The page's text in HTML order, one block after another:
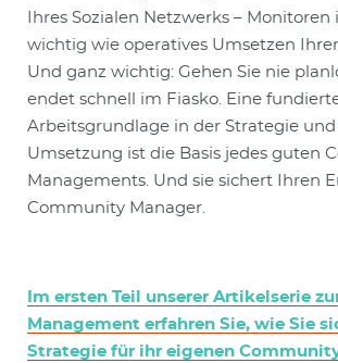
Ihres Sozialen Netzwerks – Monitoren
wichtig wie operatives Umsetzen
Und ganz wichtig: Gehen Sie nie
endet schnell im Fiasko. Eine
Arbeitsgrundlage in der Strategie
Umsetzung ist die Basis jedes guten
Managements. Und sie sichert Ihren
Community Manager.
Im ersten Teil unserer Artikelserie
Management erfahren Sie, wie Sie
Strategie für ihr eigenen